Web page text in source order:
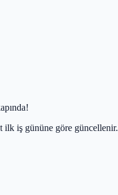
ilk iş gününe göre güncellenir.